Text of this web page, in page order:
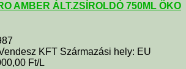
AMBER ÁLT.ZSÍROLDÓ 750ML ÖKO
KFT Származási hely: EU
Ft/L